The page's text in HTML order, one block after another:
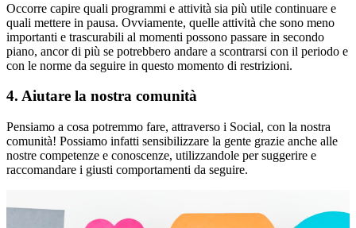
Occorre capire quali programmi e attività sia più utile continuare e
quali mettere in pausa. Ovviamente, quelle attività che sono meno
importanti e trascurabili al momenti possono passare in secondo
piano, ancor di più se potrebbero andare a scontrarsi con il periodo e
con le norme da seguire in questo momento di restrizioni.
4. Aiutare la nostra comunità
Pensiamo a cosa potremmo fare, attraverso i Social, con la nostra
comunità! Possiamo infatti sensibilizzare la gente grazie anche alle
nostre competenze e conoscenze, utilizzandole per suggerire e
raccomandare i giusti comportamenti da seguire.